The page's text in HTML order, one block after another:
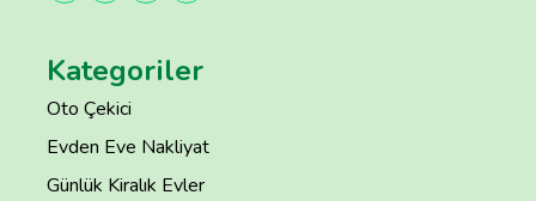
Kategoriler
Oto Çekici
Evden Eve Nakliyat
Günlük Kiralık Evler